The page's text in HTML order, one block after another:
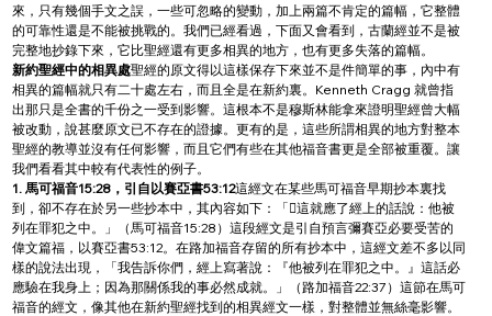
來，只有幾個手文之誤，一些可忽略的變動，加上兩篇不肯定的篇幅，它整體
的可靠性還是不能被挑戰的。我們已經看過，下面又會看到，古蘭經並不是被
完整地抄錄下來，它比聖經還有更多相異的地方，也有更多失落的篇幅。
新約聖經中的相異處聖經的原文得以這樣保存下來並不是件簡單的事，內中有
相異的篇幅就只有二十處左右，而且全是在新約裏。Kenneth Cragg 就曾指
出那只是全書的千份之一受到影響。這根本不是穆斯林能拿來證明聖經曾大幅
被改動，說甚麼原文已不存在的證據。更有的是，這些所謂相異的地方對整本
聖經的教導並沒有任何影響，而且它們有些在其他福音書更是全部被重覆。讓
我們看看其中較有代表性的例子。
1. 馬可福音15:28，引自以賽亞書53:12這經文在某些馬可福音早期抄本裏找
到，卻不存在於另一些抄本中，其內容如下：「這就應了經上的話說：他被
列在罪犯之中。」（馬可福音15:28）這段經文是引自預言彌賽亞必要受苦的
偉文篇福，以賽亞書53:12。在路加福音存留的所有抄本中，這經文差不多以同
樣的說法出現，「我告訴你們，經上寫著說：『他被列在罪犯之中。』這話必
應驗在我身上；因為那關係我的事必然成就。」（路加福音22:37）這節在馬可
福音的經文，像其他在新約聖經找到的相異經文一樣，對整體並無絲毫影響。